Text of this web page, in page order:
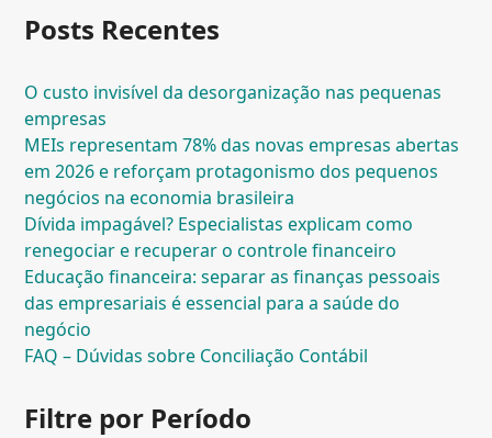
Posts Recentes
O custo invisível da desorganização nas pequenas
empresas
MEIs representam 78% das novas empresas abertas
em 2026 e reforçam protagonismo dos pequenos
negócios na economia brasileira
Dívida impagável? Especialistas explicam como
renegociar e recuperar o controle financeiro
Educação financeira: separar as finanças pessoais
das empresariais é essencial para a saúde do
negócio
FAQ – Dúvidas sobre Conciliação Contábil
Filtre por Período